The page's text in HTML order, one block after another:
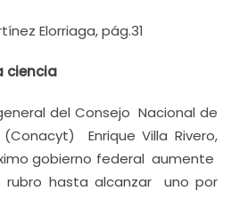
Elorriaga, pág.31
ciencia
del Consejo Nacional de
Enrique Villa Rivero,
gobierno federal aumente
rubro hasta alcanzar uno por